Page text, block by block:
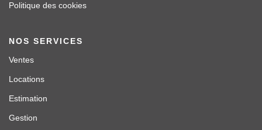
Politique des cookies
NOS SERVICES
Ventes
Locations
Estimation
Gestion